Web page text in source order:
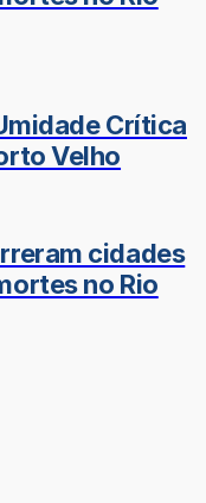
Crítica
Velho
cidades
no Rio